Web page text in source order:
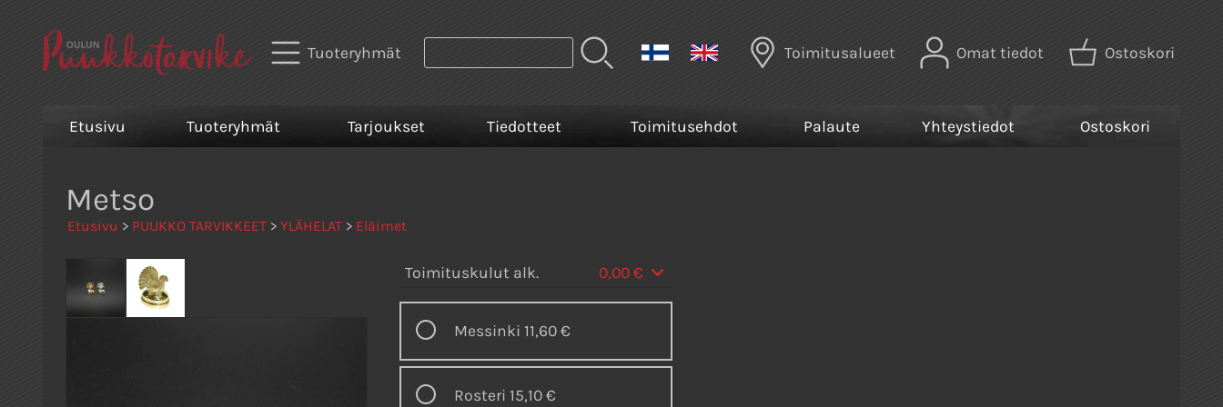
Tuoteryhmät Toimitusalueet Omat tiedot Ostoskori
Etusivu Tuoteryhmät Tarjoukset Tiedotteet Toimitusehdot Palaute Yhteystiedot Ostoskori
Metso
Etusivu > PUUKKO TARVIKKEET > YLÄHELAT > Eläimet
Toimituskulut alk. 0,00 €
Messinki 11,60 €
Rosteri 15,10 €